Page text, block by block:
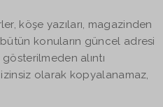
17
36
köşe yazıları, magazinden
konuların güncel adresi
alıntı
izinsiz olarak kopyalanamaz,